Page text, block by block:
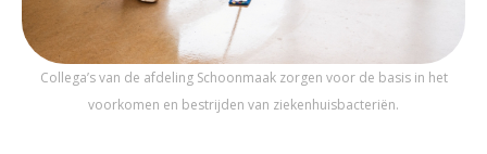
Collega’s van de afdeling Schoonmaak zorgen voor de basis in het
voorkomen en bestrijden van ziekenhuisbacteriën.